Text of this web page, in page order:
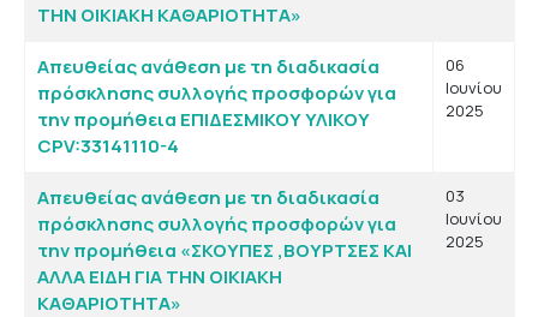
ΤΗΝ ΟΙΚΙΑΚΗ ΚΑΘΑΡΙΟΤΗΤΑ»
Απευθείας ανάθεση με τη διαδικασία
πρόσκλησης συλλογής προσφορών για
την προμήθεια ΕΠΙΔΕΣΜΙΚΟΥ ΥΛΙΚΟΥ
CPV:33141110-4
06
Ιουνίου
2025
Απευθείας ανάθεση με τη διαδικασία
πρόσκλησης συλλογής προσφορών για
την προμήθεια «ΣΚΟΥΠΕΣ ,ΒΟΥΡΤΣΕΣ ΚΑΙ
ΑΛΛΑ ΕΙΔΗ ΓΙΑ ΤΗΝ ΟΙΚΙΑΚΗ
ΚΑΘΑΡΙΟΤΗΤΑ»
03
Ιουνίου
2025